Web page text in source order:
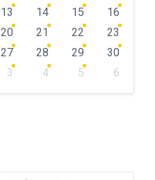
13 14 15
16
20 21 22
23
27 28 29
30
3 4 5
6